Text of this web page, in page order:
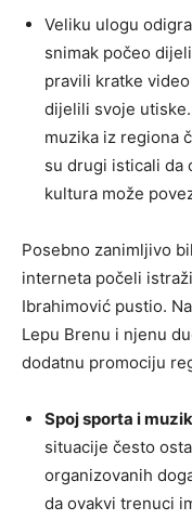
Veliku ulogu
snimak počeo
pravili kratke
dijelili svoje
muzika iz regiona
su drugi isticali da
kultura može
Posebno zanimljivo
interneta počeli
Ibrahimović pustio.
Lepu Brenu i njenu
dodatnu promociju
Spoj sporta i
situacije često
organizovanih
da ovakvi trenuci